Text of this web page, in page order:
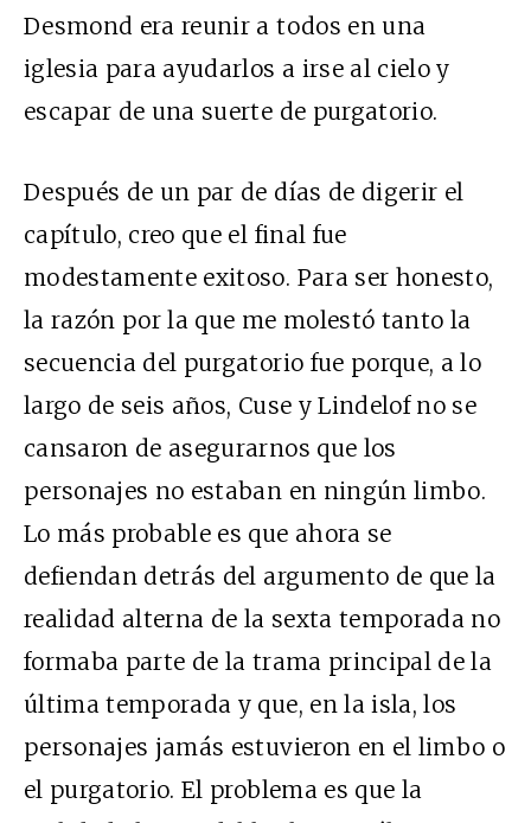
Desmond era reunir a todos en una
iglesia para ayudarlos a irse al cielo y
escapar de una suerte de purgatorio.
Después de un par de días de digerir el
capítulo, creo que el final fue
modestamente exitoso. Para ser honesto,
la razón por la que me molestó tanto la
secuencia del purgatorio fue porque, a lo
largo de seis años, Cuse y Lindelof no se
cansaron de asegurarnos que los
personajes no estaban en ningún limbo.
Lo más probable es que ahora se
defiendan detrás del argumento de que la
realidad alterna de la sexta temporada no
formaba parte de la trama principal de la
última temporada y que, en la isla, los
personajes jamás estuvieron en el limbo o
el purgatorio. El problema es que la